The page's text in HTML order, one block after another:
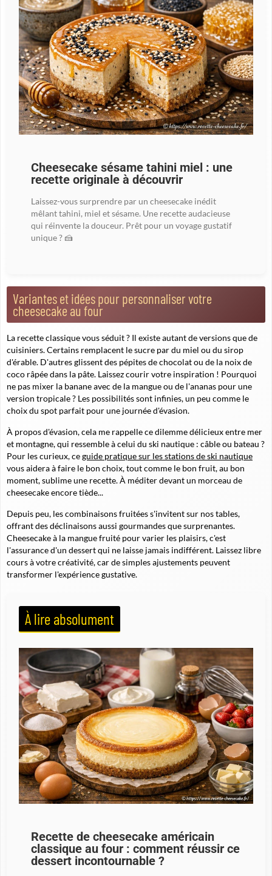
Cheesecake sésame tahini miel : une
recette originale à découvrir
Laissez-vous surprendre par un cheesecake inédit
mêlant tahini, miel et sésame. Une recette audacieuse
qui réinvente la douceur. Prêt pour un voyage gustatif
unique ? 🍰
Variantes et idées pour personnaliser votre
cheesecake au four
La recette classique vous séduit ? Il existe autant de versions que de
cuisiniers. Certains remplacent le sucre par du miel ou du sirop
d'érable. D'autres glissent des pépites de chocolat ou de la noix de
coco râpée dans la pâte. Laissez courir votre inspiration ! Pourquoi
ne pas mixer la banane avec de la mangue ou de l'ananas pour une
version tropicale ? Les possibilités sont infinies, un peu comme le
choix du spot parfait pour une journée d'évasion.
À propos d'évasion, cela me rappelle ce dilemme délicieux entre mer
et montagne, qui ressemble à celui du ski nautique : câble ou bateau ?
Pour les curieux, ceguide pratique sur les stations de ski nautique
vous aidera à faire le bon choix, tout comme le bon fruit, au bon
moment, sublime une recette. À méditer devant un morceau de
cheesecake encore tiède...
Depuis peu, les combinaisons fruitées s'invitent sur nos tables,
offrant des déclinaisons aussi gourmandes que surprenantes.
Cheesecake à la mangue fruité pour varier les plaisirs, c'est
l'assurance d'un dessert qui ne laisse jamais indifférent. Laissez libre
cours à votre créativité, car de simples ajustements peuvent
transformer l'expérience gustative.
À lire absolument
Recette de cheesecake américain
classique au four : comment réussir ce
dessert incontournable ?